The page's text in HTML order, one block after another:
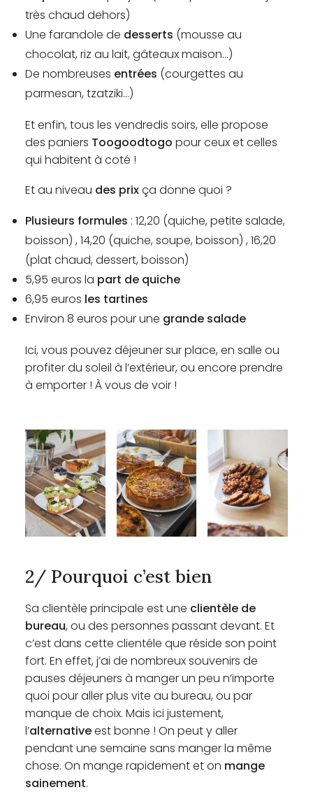
très chaud dehors)
Une farandole de desserts (mousse au
chocolat, riz au lait, gâteaux maison…)
De nombreuses entrées (courgettes au
parmesan, tzatziki…)
Et enfin, tous les vendredis soirs, elle propose
des paniers Toogoodtogo pour ceux et celles
qui habitent à coté !
Et au niveau des prixça donne quoi ?
Plusieurs formules : 12,20 (quiche, petite salade,
boisson) , 14,20 (quiche, soupe, boisson) , 16,20
(plat chaud, dessert, boisson)
5,95 euros la part de quiche
6,95 euros les tartines
Environ 8 euros pour une grande salade
Ici, vous pouvez déjeuner sur place, en salle ou
profiter du soleil à l’extérieur, ou encore prendre
à emporter ! À vous de voir !
2/ Pourquoi c’est bien
Sa clientèle principale est une clientèle de
bureau, ou des personnes passant devant. Et
c’est dans cette clientéle que réside son point
fort. En effet, j’ai de nombreux souvenirs de
pauses déjeuners à manger un peu n’importe
quoi pour aller plus vite au bureau, ou par
manque de choix. Mais ici justement,
l’alternativeest bonne ! On peut y aller
pendant une semaine sans manger la même
chose. On mange rapidement et on mange
sainement.